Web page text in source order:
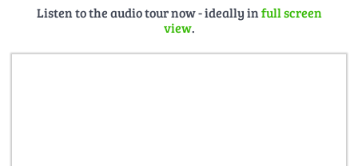
Listen to the audio tour now - ideally infull screen
view.